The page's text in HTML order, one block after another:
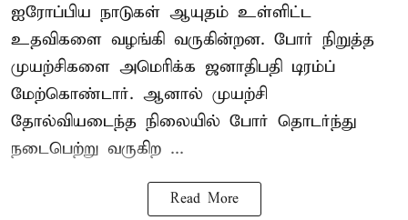
ஐரோப்பிய நாடுகள் ஆயுதம் உள்ளிட்ட
உதவிகளை வழங்கி வருகின்றன. போர் நிறுத்த
முயற்சிகளை அமெரிக்க ஜனாதிபதி டிரம்ப்
மேற்கொண்டார். ஆனால் முயற்சி
தோல்வியடைந்த நிலையில் போர் தொடர்ந்து
நடைபெற்று வருகிற ...
Read More